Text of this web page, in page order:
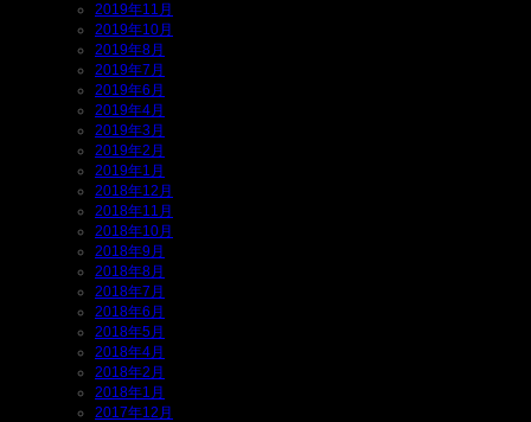
2019年11月
2019年10月
2019年8月
2019年7月
2019年6月
2019年4月
2019年3月
2019年2月
2019年1月
2018年12月
2018年11月
2018年10月
2018年9月
2018年8月
2018年7月
2018年6月
2018年5月
2018年4月
2018年2月
2018年1月
2017年12月